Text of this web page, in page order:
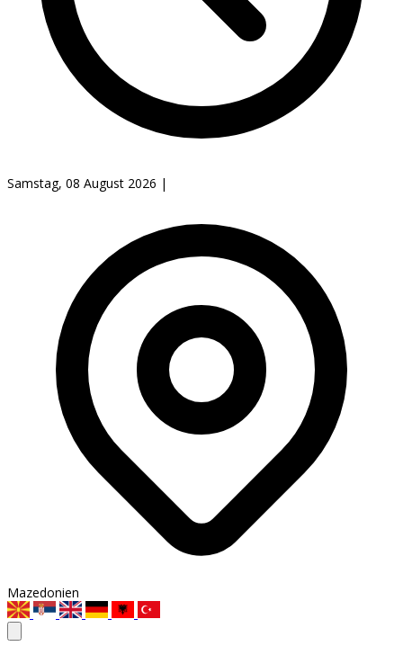
Samstag, 08 August 2026 |
Mazedonien